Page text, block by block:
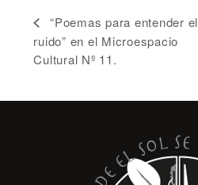
“Poemas para entender el
ruido” en el Microespacio
Cultural Nº 11.